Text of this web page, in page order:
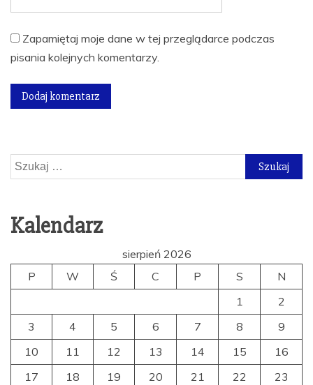
Zapamiętaj moje dane w tej przeglądarce podczas
pisania kolejnych komentarzy.
Szukaj:
Kalendarz
sierpień 2026
P
W Ś C P S
N
1
2
3
4 5 6 7 8
9
10
11 12 13 14 15
16
17
18 19 20 21 22
23